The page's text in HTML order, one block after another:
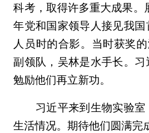
科考，取得许多重大成果。
年党和国家领导人接见我
人员时的合影。当时获奖
副领队，吴林是水手长。习
勉励他们再立新功。
习近平来到生物实验室
生活情况。期待他们圆满完